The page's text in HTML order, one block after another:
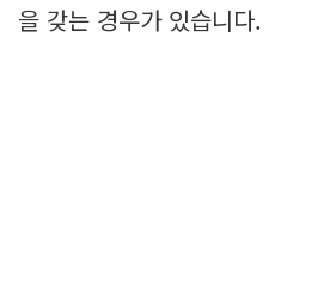
을 갖는 경우가 있습니다.